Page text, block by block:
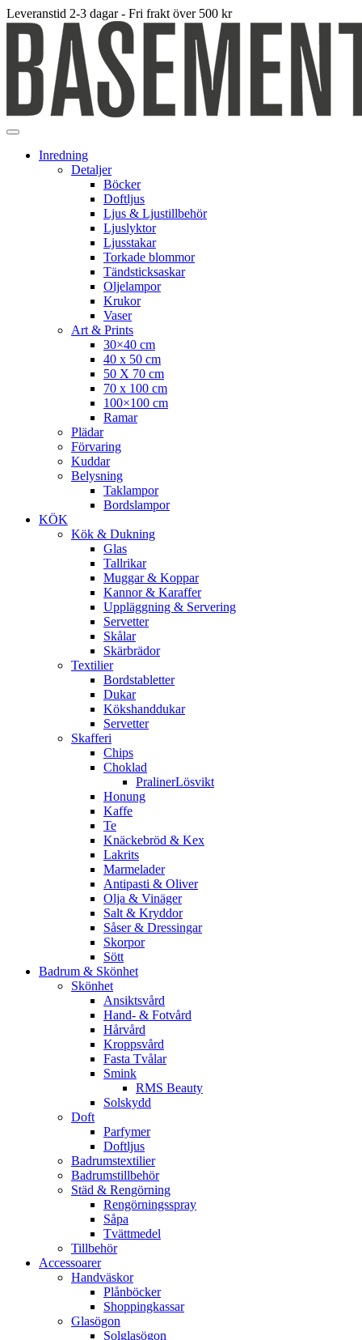
Leveranstid 2-3 dagar - Fri frakt över 500 kr
Inredning
Detaljer
Böcker
Doftljus
Ljus & Ljustillbehör
Ljuslyktor
Ljusstakar
Torkade blommor
Tändsticksaskar
Oljelampor
Krukor
Vaser
Art & Prints
30×40 cm
40 x 50 cm
50 X 70 cm
70 x 100 cm
100×100 cm
Ramar
Plädar
Förvaring
Kuddar
Belysning
Taklampor
Bordslampor
KÖK
Kök & Dukning
Glas
Tallrikar
Muggar & Koppar
Kannor & Karaffer
Uppläggning & Servering
Servetter
Skålar
Skärbrädor
Textilier
Bordstabletter
Dukar
Kökshanddukar
Servetter
Skafferi
Chips
Choklad
PralinerLösvikt
Honung
Kaffe
Te
Knäckebröd & Kex
Lakrits
Marmelader
Antipasti & Oliver
Olja & Vinäger
Salt & Kryddor
Såser & Dressingar
Skorpor
Sött
Badrum & Skönhet
Skönhet
Ansiktsvård
Hand- & Fotvård
Hårvård
Kroppsvård
Fasta Tvålar
Smink
RMS Beauty
Solskydd
Doft
Parfymer
Doftljus
Badrumstextilier
Badrumstillbehör
Städ & Rengörning
Rengörningsspray
Såpa
Tvättmedel
Tillbehör
Accessoarer
Handväskor
Plånböcker
Shoppingkassar
Glasögon
Solglasögon